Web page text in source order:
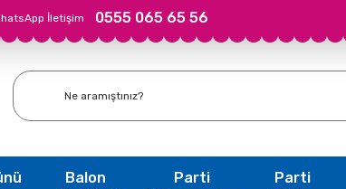
İletişim 0555 065 65 56
Balon
Parti
Parti